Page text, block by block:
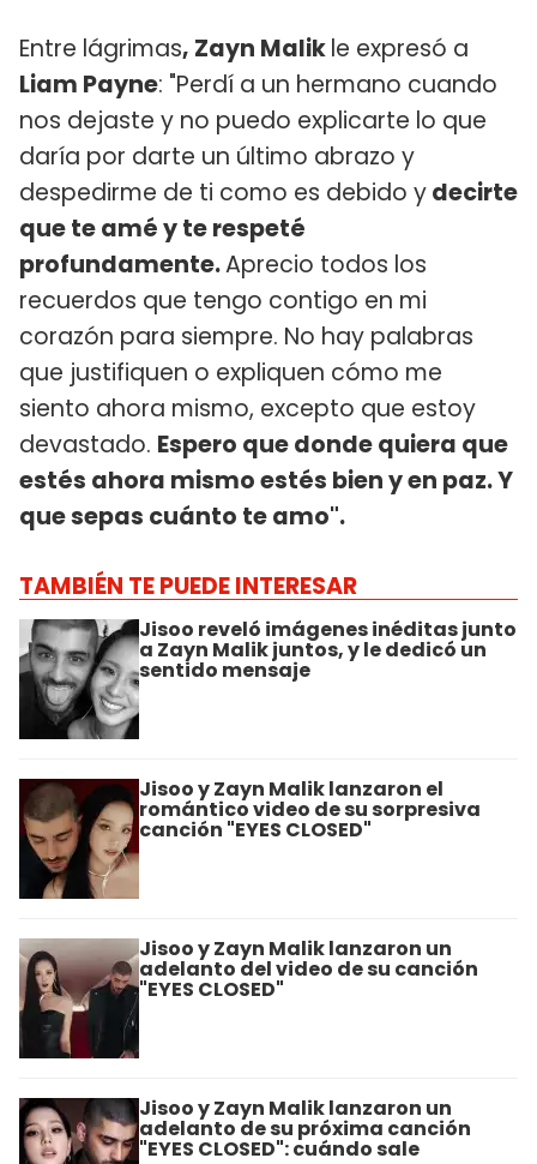
Entre lágrimas, Zayn Malikle expresó a
Liam Payne: "Perdí a un hermano cuando
nos dejaste y no puedo explicarte lo que
daría por darte un último abrazo y
despedirme de ti como es debido ydecirte
que te amé y te respeté
profundamente.Aprecio todos los
recuerdos que tengo contigo en mi
corazón para siempre. No hay palabras
que justifiquen o expliquen cómo me
siento ahora mismo, excepto que estoy
devastado. Espero que donde quiera que
estés ahora mismo estés bien y en paz. Y
que sepas cuánto te amo".
TAMBIÉN TE PUEDE INTERESAR
Jisoo reveló imágenes inéditas junto
a Zayn Malik juntos, y le dedicó un
sentido mensaje
Jisoo y Zayn Malik lanzaron el
romántico video de su sorpresiva
canción "EYES CLOSED"
Jisoo y Zayn Malik lanzaron un
adelanto del video de su canción
"EYES CLOSED"
Jisoo y Zayn Malik lanzaron un
adelanto de su próxima canción
"EYES CLOSED": cuándo sale